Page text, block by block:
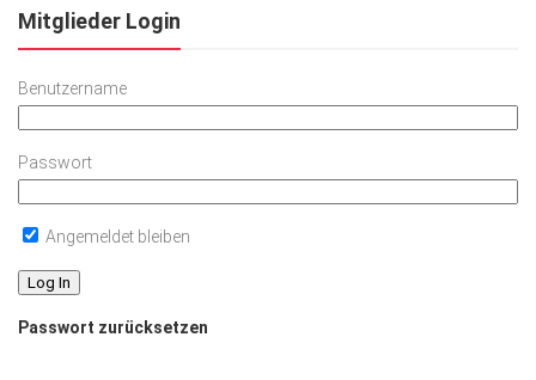
Mitglieder Login
Benutzername
Passwort
Angemeldet bleiben
Passwort zurücksetzen